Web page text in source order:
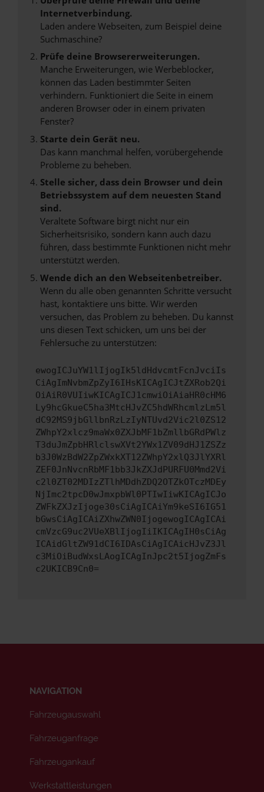
Internetverbindung.
Laden andere Webseiten, zum Beispiel deine
Suchmaschine?
Prüfe deine Browsererweiterungen.
Manche Erweiterungen, wie Werbeblocker,
können das Laden bestimmter Seiten
verhindern. Funktioniert die Seite in einem
anderen Browser oder in einem privaten
Fenster?
Starte dein Gerät neu.
Das kann manchmal helfen, vorübergehende
Probleme zu beheben.
Stelle sicher, dass dein Browser und dein
Betriebssystem auf dem neuesten Stand
sind.
Veraltete Software birgt nicht nur ein
Sicherheitsrisiko, sondern kann auch dazu
führen, dass bestimmte Funktionen nicht mehr
unterstützt werden.
Wende dich an den Webseitenbetreiber.
Wenn du alle oben genannten Schritte versucht
hast, kontaktiere uns bitte. Wir werden
versuchen, das Problem zu beheben. Du kannst
uns diesen Text schicken, um uns bei der
Fehlersuche zu unterstützen:
ewogICJuYW1lIjogIk5ldHdvcmtFcnJvciIs
CiAgImNvbmZpZyI6IHsKICAgICJtZXRob2Qi
OiAiR0VUIiwKICAgICJ1cmwiOiAiaHR0cHM6
Ly9hcGkueC5ha3MtcHJvZC5hdWRhcmlzLm5l
dC92MS9jbGllbnRzLzIyNTUvd2Vic2l0ZS12
ZWhpY2xlcz9maWx0ZXJbMF1bZmllbGRdPWlz
T3duJmZpbHRlclswXVt2YWx1ZV09dHJ1ZSZz
b3J0WzBdW2ZpZWxkXT12ZWhpY2xlQ3JlYXRl
ZEF0JnNvcnRbMF1bb3JkZXJdPURFU0Mmd2Vi
c2l0ZT02MDIzZTlhMDdhZDQ2OTZkOTczMDEy
NjImc2tpcD0wJmxpbWl0PTIwIiwKICAgICJo
ZWFkZXJzIjoge30sCiAgICAiYm9keSI6IG51
bGwsCiAgICAiZXhwZWN0IjogewogICAgICAi
cmVzcG9uc2VUeXBlIjogIiIKICAgIH0sCiAg
ICAidGltZW91dCI6IDAsCiAgICAicHJvZ3Jl
c3MiOiBudWxsLAogICAgInJpc2t5IjogZmFs
c2UKICB9Cn0=
NAVIGATION
Fahrzeugauswahl
Fahrzeuganfrage
Fahrzeugankauf
Werkstattleistungen